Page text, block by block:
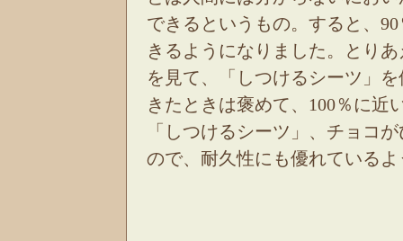
できるというもの。すると、
きるようになりました。とり
を見て、「しつけるシーツ」
きたときは褒めて、100％に近
「しつけるシーツ」、チョコ
ので、耐久性にも優れている